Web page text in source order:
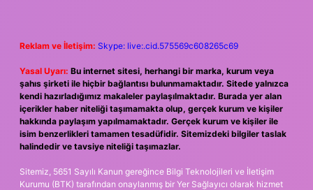
Reklam ve İletişim: Skype: live:.cid.575569c608265c69
Yasal Uyarı: Bu internet sitesi, herhangi bir marka, kurum veya
şahıs şirketi ile hiçbir bağlantısı bulunmamaktadır. Sitede yalnızca
kendi hazırladığımız makaleler paylaşılmaktadır. Burada yer alan
içerikler haber niteliği taşımamakta olup, gerçek kurum ve kişiler
hakkında paylaşım yapılmamaktadır. Gerçek kurum ve kişiler ile
isim benzerlikleri tamamen tesadüfidir. Sitemizdeki bilgiler taslak
halindedir ve tavsiye niteliği taşımazlar.
Sitemiz, 5651 Sayılı Kanun gereğince Bilgi Teknolojileri ve İletişim
Kurumu (BTK) tarafından onaylanmış bir Yer Sağlayıcı olarak hizmet